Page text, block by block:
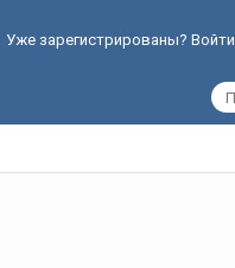
Уже зарегистрированы? Войти